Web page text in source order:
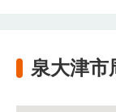
泉大津市